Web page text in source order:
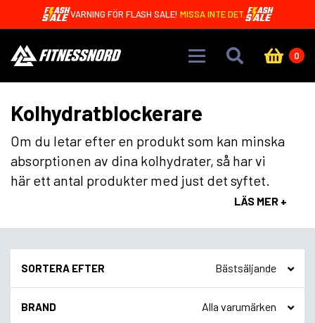
Skip to main contentVARNING FÖR FLASH SALE! MISSA INTE DET.
0
Kolhydratblockerare
Om du letar efter en produkt som kan minska
absorptionen av dina kolhydrater, så har vi
här ett antal produkter med just det syftet.
LÄS MER +
SORTERA EFTER
BRAND